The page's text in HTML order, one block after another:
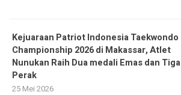
Kejuaraan Patriot Indonesia Taekwondo
Championship 2026 di Makassar, Atlet
Nunukan Raih Dua medali Emas dan Tiga
Perak
25 Mei 2026